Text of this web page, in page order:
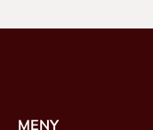
MENY